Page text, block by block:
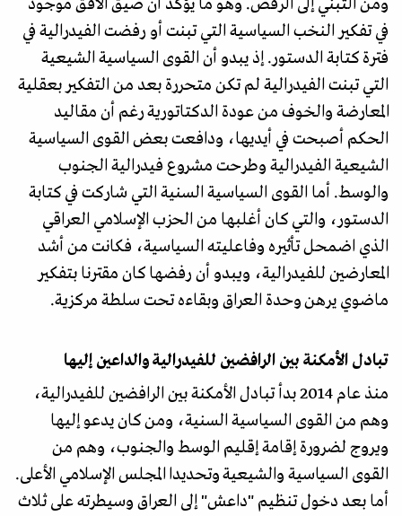
في تفكير النخب السياسية التي تبنت أو رفضت الفيدرالية في
فترة كتابة الدستور. إذ يبدو أن القوى السياسية الشيعية
التي تبنت الفيدرالية لم تكن متحررة بعد من التفكير بعقلية
المعارضة والخوف من عودة الدكتاتورية رغم أن مقاليد
الحكم أصبحت في أيديها، ودافعت بعض القوى السياسية
الشيعية الفيدرالية وطرحت مشروع فيدرالية الجنوب
والوسط. أما القوى السياسية السنية التي شاركت في كتابة
الدستور، والتي كان أغلبها من الحزب الإسلامي العراقي
الذي اضمحل تأثيره وفاعليته السياسية، فكانت من أشد
المعارضين للفيدرالية، ويبدو أن رفضها كان مقترنا بتفكير
ماضوي يرهن وحدة العراق وبقاءه تحت سلطة مركزية.
تبادل الأمكنة بين الرافضين للفيدرالية والداعين إليها
منذ عام 2014 بدأ تبادل الأمكنة بين الرافضين للفيدرالية،
وهم من القوى السياسية السنية، ومن كان يدعو إليها
ويروج لضرورة إقامة إقليم الوسط والجنوب، وهم من
القوى السياسية والشيعية وتحديدا المجلس الإسلامي الأعلى.
أما بعد دخول تنظيم "داعش" إلى العراق وسيطرته على ثلاث